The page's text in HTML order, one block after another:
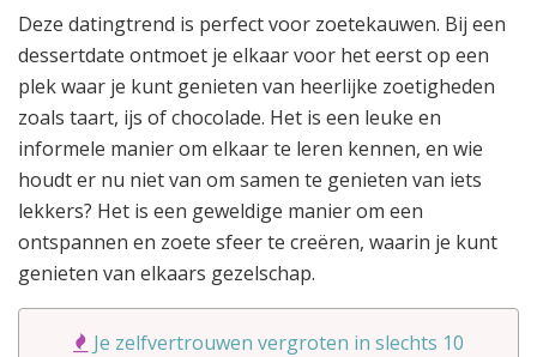
Deze datingtrend is perfect voor zoetekauwen. Bij een
dessertdate ontmoet je elkaar voor het eerst op een
plek waar je kunt genieten van heerlijke zoetigheden
zoals taart, ijs of chocolade. Het is een leuke en
informele manier om elkaar te leren kennen, en wie
houdt er nu niet van om samen te genieten van iets
lekkers? Het is een geweldige manier om een
ontspannen en zoete sfeer te creëren, waarin je kunt
genieten van elkaars gezelschap.
Je zelfvertrouwen vergroten in slechts 10